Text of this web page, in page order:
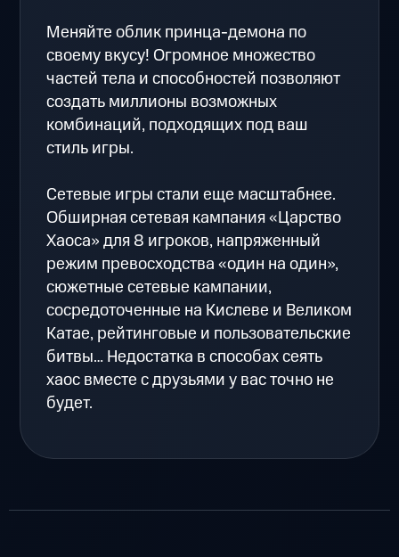
Меняйте облик принца-демона по
своему вкусу! Огромное множество
частей тела и способностей позволяют
создать миллионы возможных
комбинаций, подходящих под ваш
стиль игры.
Сетевые игры стали еще масштабнее.
Обширная сетевая кампания «Царство
Хаоса» для 8 игроков, напряженный
режим превосходства «один на один»,
сюжетные сетевые кампании,
сосредоточенные на Кислеве и Великом
Катае, рейтинговые и пользовательские
битвы… Недостатка в способах сеять
хаос вместе с друзьями у вас точно не
будет.